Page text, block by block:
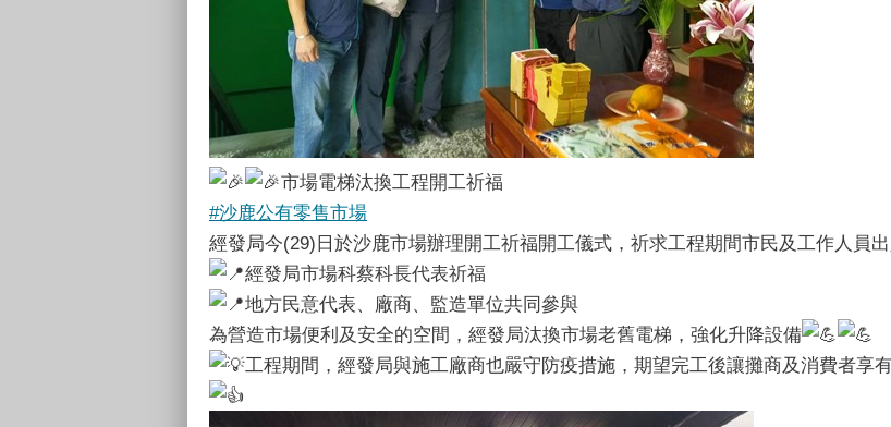
市場電梯汰換工程開工祈福
#沙鹿公有零售市場
經發局今(29)日於沙鹿市場辦理開工祈福開工儀式，祈求工程期間市民及工作人員
經發局市場科蔡科長代表祈福
地方民意代表、廠商、監造單位共同參與
為營造市場便利及安全的空間，經發局汰換市場老舊電梯，強化升降設備
工程期間，經發局與施工廠商也嚴守防疫措施，期望完工後讓攤商及消費者享